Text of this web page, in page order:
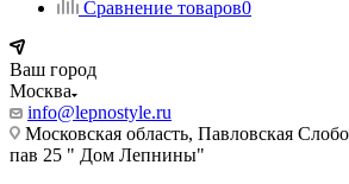
Сравнение товаров0
Ваш город
Москва
info@lepnostyle.ru
Московская область, Павловская
пав 25 " Дом Лепнины"